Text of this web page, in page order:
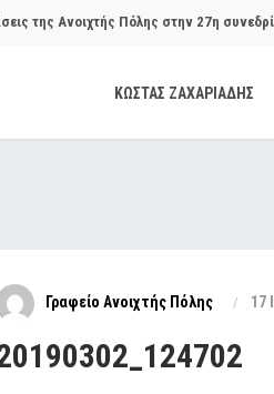
της Ανοιχτής Πόλης στην 27η
του Δήμου…
της Ανοιχτής Πόλης στην 29η
θωράκιση των εγκύων αιρετών μετά από
ΚΩΣΤΑΣ ΖΑΧΑΡΙΑΔΗΣ
Γραφείο Ανοιχτής Πόλης 17